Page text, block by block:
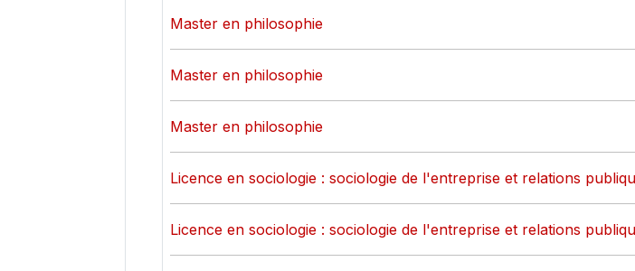
Master en philosophie
Master en philosophie
Master en philosophie
Licence en sociologie : sociologie de l'entreprise et relations
Licence en sociologie : sociologie de l'entreprise et relations